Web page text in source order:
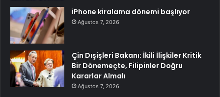
iPhone kiralama dönemi başlıyor
Ağustos 7, 2026
Çin Dışişleri Bakanı: İkili İlişkiler Kritik
Bir Dönemeçte, Filipinler Doğru
Kararlar Almalı
Ağustos 7, 2026